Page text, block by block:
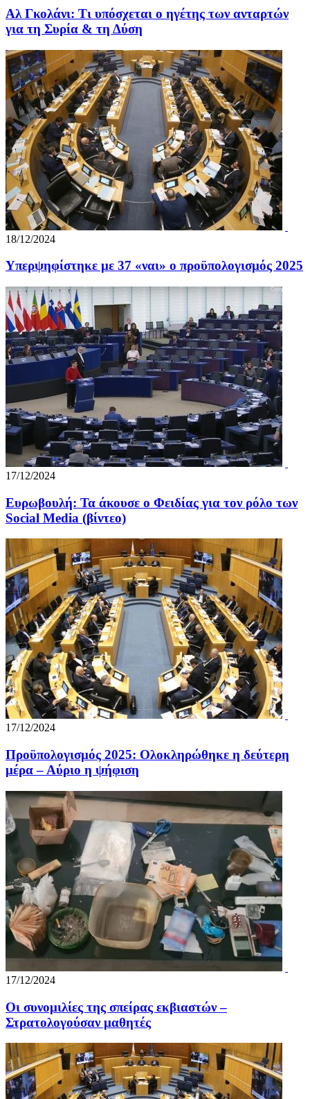
Αλ Γκολάνι: Τι υπόσχεται ο ηγέτης των ανταρτών
για τη Συρία & τη Δύση
18/12/2024
Υπερψηφίστηκε με 37 «ναι» ο προϋπολογισμός 2025
17/12/2024
Ευρωβουλή: Τα άκουσε ο Φειδίας για τον ρόλο των
Social Media (βίντεο)
17/12/2024
Προϋπολογισμός 2025: Ολοκληρώθηκε η δεύτερη
μέρα – Αύριο η ψήφιση
17/12/2024
Οι συνομιλίες της σπείρας εκβιαστών –
Στρατολογούσαν μαθητές